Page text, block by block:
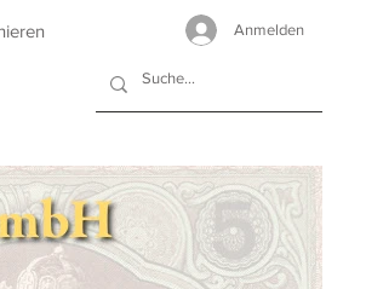
Anmelden